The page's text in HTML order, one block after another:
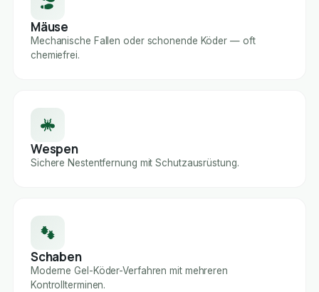
Mäuse
Mechanische Fallen oder schonende Köder — oft
chemiefrei.
Wespen
Sichere Nestentfernung mit Schutzausrüstung.
Schaben
Moderne Gel-Köder-Verfahren mit mehreren
Kontrollterminen.